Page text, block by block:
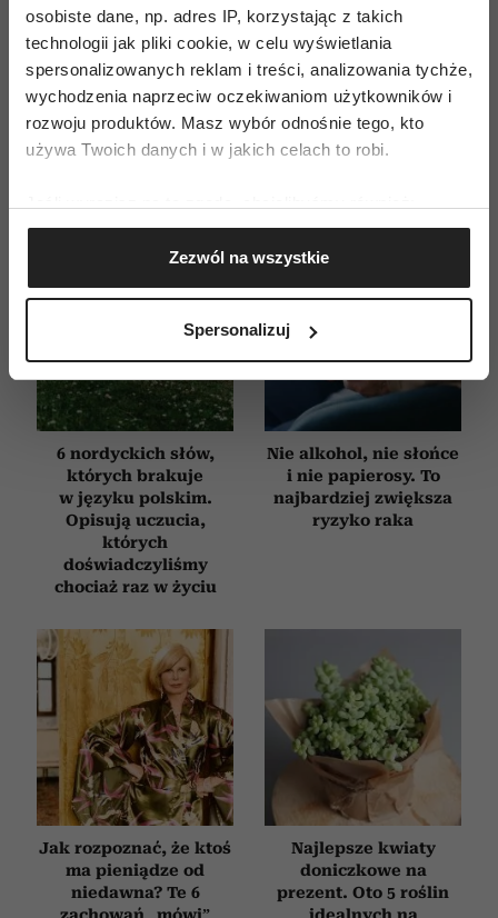
osobiste dane, np. adres IP, korzystając z takich
technologii jak pliki cookie, w celu wyświetlania
spersonalizowanych reklam i treści, analizowania tychże,
wychodzenia naprzeciw oczekiwaniom użytkowników i
rozwoju produktów. Masz wybór odnośnie tego, kto
używa Twoich danych i w jakich celach to robi.
Gromadzić dane dotyczące Twojej lokalizacji
geograficznej z dokładnością nawet do kilku metrów
Identyfikować Twoje urządzenie, aktywnie
(fingerprinting, czyli wirtualny odcisk palca)
dane są przetwarzane oraz ustaw własne preferencje w
sekcji szczegółów
. W Deklaracji plików cookie możesz
zmienić lub wycofać swoją zgodę w dowolnej chwili.
Wykorzystujemy pliki cookie do spersonalizowania treści
i reklam, aby oferować funkcje społecznościowe i
analizować ruch w naszej witrynie. Informacje o tym, jak
korzystasz z naszej witryny, udostępniamy partnerom
Partnerzy mogą połączyć te informacje z innymi danymi
otrzymanymi od Ciebie lub uzyskanymi podczas
korzystania z ich usług.
Zezwól na wszystkie
Spersonalizuj
WYDANIE DRUKOWANE
E-WYDANIE
6 nordyckich słów,
których brakuje
w języku polskim.
Opisują uczucia,
których
doświadczyliśmy
chociaż raz w życiu
Nie alkohol, nie słońce
i nie papierosy. To
najbardziej zwiększa
ryzyko raka
Jak rozpoznać, że ktoś
ma pieniądze od
niedawna? Te 6
zachowań „mówi”
Najlepsze kwiaty
doniczkowe na
prezent. Oto 5 roślin
idealnych na